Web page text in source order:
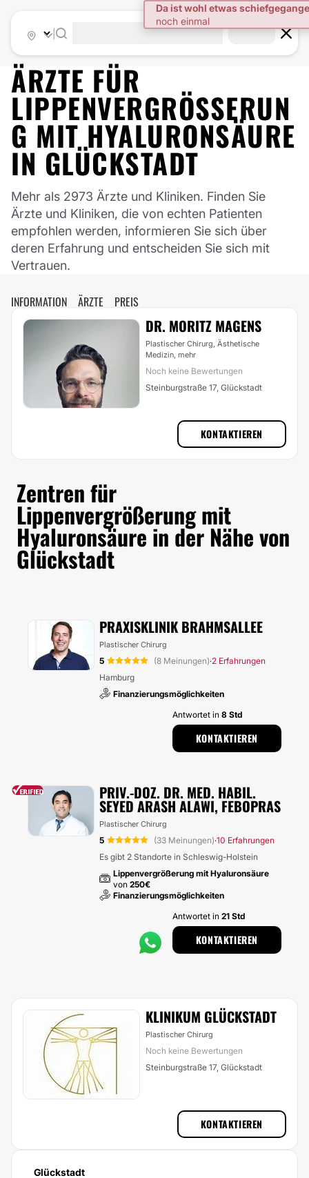
ÄRZTE FÜR
LIPPENVERGRÖSSERUNG
MIT HYALURONSÄURE
IN GLÜCKSTADT
Mehr als 2973 Ärzte und Kliniken. Finden Sie
Ärzte und Kliniken, die von echten Patienten
empfohlen werden, informieren Sie sich über
deren Erfahrung und entscheiden Sie sich mit
Vertrauen.
INFORMATION ÄRZTE PREIS
DR. MORITZ MAGENS
Plastischer Chirurg, Ästhetische
Medizin, mehr
Noch keine Bewertungen
Steinburgstraße 17, Glückstadt
KONTAKTIEREN
Zentren für
Lippenvergrößerung mit
Hyaluronsäure in der Nähe von
Glückstadt
PRAXISKLINIK BRAHMSALLEE
Plastischer Chirurg
5 (8 Meinungen)·2 Erfahrungen
Hamburg
Finanzierungsmöglichkeiten
Antwortet in 8 Std
KONTAKTIEREN
PRIV.-DOZ. DR. MED. HABIL.
SEYED ARASH ALAWI, FEBOPRAS
Plastischer Chirurg
5 (33 Meinungen)·10 Erfahrungen
Es gibt 2 Standorte in Schleswig-Holstein
Lippenvergrößerung mit Hyaluronsäure
von 250€
Finanzierungsmöglichkeiten
Antwortet in 21 Std
KONTAKTIEREN
KLINIKUM GLÜCKSTADT
Plastischer Chirurg
Noch keine Bewertungen
Steinburgstraße 17, Glückstadt
KONTAKTIEREN
Glückstadt